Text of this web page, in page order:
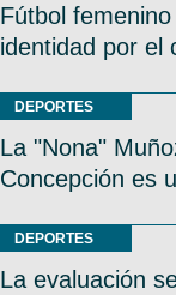
Fútbol
identidad por el
DEPORTES
La "Nona"
Concepción es
DEPORTES
La evaluación